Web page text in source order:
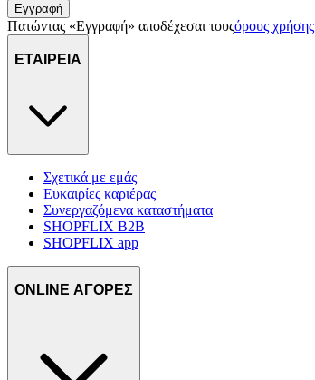
Εγγραφή
Πατώντας «Εγγραφή» αποδέχεσαι τουςόρους χρήσης
ΕΤΑΙΡΕΙΑ
Σχετικά με εμάς
Ευκαιρίες καριέρας
Συνεργαζόμενα καταστήματα
SHOPFLIX B2B
SHOPFLIX app
ONLINE ΑΓΟΡΕΣ